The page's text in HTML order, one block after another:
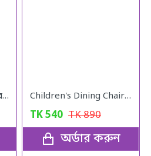
লাইটওয়েট বেবী ক্যারিয়ার (১পিচ) Children's Dining Chair With Plate Baby
TK540 TK890
অর্ডার করুন